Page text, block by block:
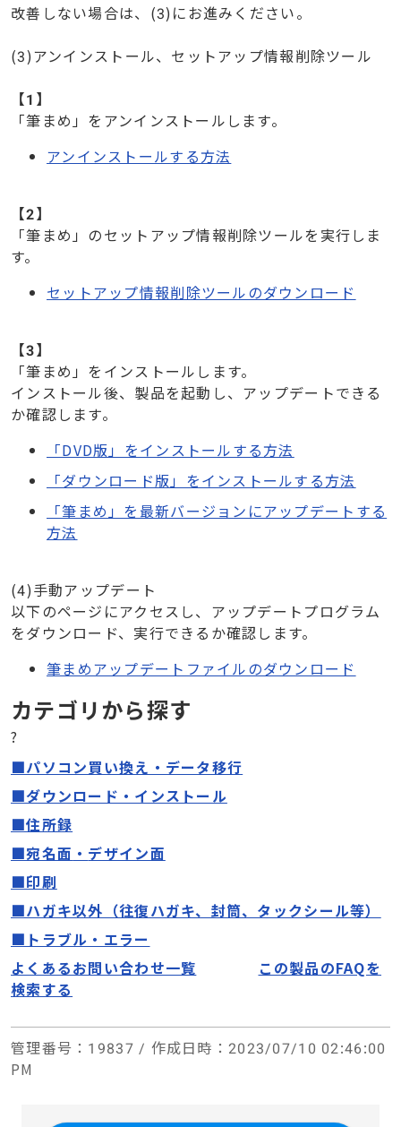
改善しない場合は、(3)にお進みください。
(3)アンインストール、セットアップ情報削除ツール
【1】
「筆まめ」をアンインストールします。
アンインストールする方法
【2】
「筆まめ」のセットアップ情報削除ツールを実行しま
す。
セットアップ情報削除ツールのダウンロード
【3】
「筆まめ」をインストールします。
インストール後、製品を起動し、アップデートできる
か確認します。
「DVD版」をインストールする方法
「ダウンロード版」をインストールする方法
「筆まめ」を最新バージョンにアップデートする
方法
(4)手動アップデート
以下のページにアクセスし、アップデートプログラム
をダウンロード、実行できるか確認します。
筆まめアップデートファイルのダウンロード
カテゴリから探す
?
■パソコン買い換え・データ移行
■ダウンロード・インストール
■住所録
■宛名面 ・ デザイン面
■印刷
■ハガキ以外（往復ハガキ、封筒、タックシール等）
■トラブル・エラー
よくあるお問い合わせ一覧
この製品のFAQを
検索する
管理番号 ：19837 / 作成日時 ：2023/07/10 02:46:00
PM